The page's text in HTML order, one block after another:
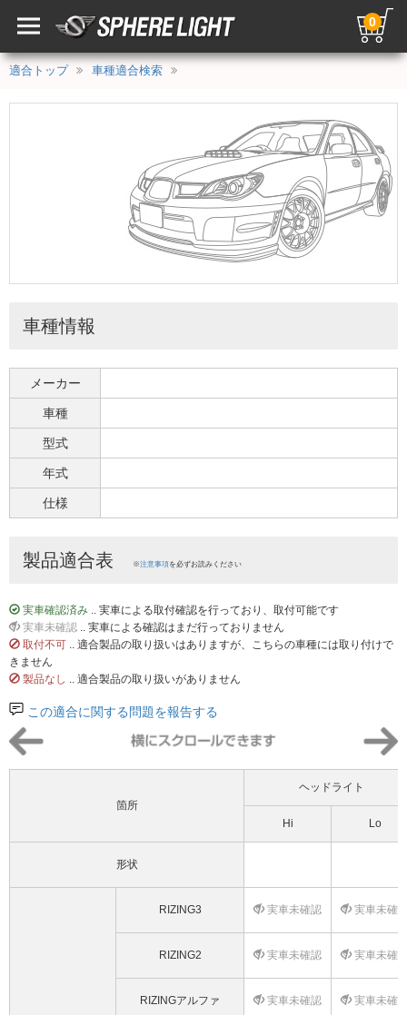
0
適合トップ 車種適合検索
車種情報
メーカー
車種
型式
年式
仕様
製品適合表 ※注意事項を必ずお読みください
実車確認済み .. 実車による取付確認を行っており、取付可能です
実車未確認 .. 実車による確認はまだ行っておりません
取付不可 .. 適合製品の取り扱いはありますが、こちらの車種には取り付けで
きません
製品なし .. 適合製品の取り扱いがありません
この適合に関する問題を報告する
箇所
ヘッドライト
Hi Lo
形状
RIZING3 実車未確認 実車未確
RIZING2 実車未確認 実車未確
RIZINGアルファ 実車未確認 実車未確